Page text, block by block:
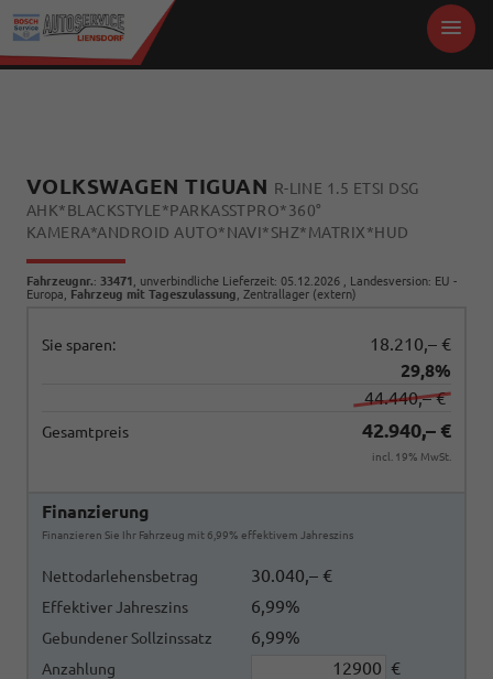
VOLKSWAGEN TIGUAN R-LINE 1.5 ETSI DSG
AHK*BLACKSTYLE*PARKASSTPRO*360°
KAMERA*ANDROID AUTO*NAVI*SHZ*MATRIX*HUD
Fahrzeugnr.: 33471 , unverbindliche Lieferzeit: 05.12.2026 , Landesversion: EU -
Europa, Fahrzeug mit Tageszulassung , Zentrallager (extern)
Sie sparen:
18.210,– €
29,8%
44.440,– €
Gesamtpreis 42.940,– €
incl. 19% MwSt.
Finanzierung
Finanzieren Sie Ihr Fahrzeug mit 6,99% effektivem Jahreszins
Nettodarlehensbetrag 30.040,– €
Effektiver Jahreszins 6,99%
Gebundener Sollzinssatz 6,99%
Anzahlung €